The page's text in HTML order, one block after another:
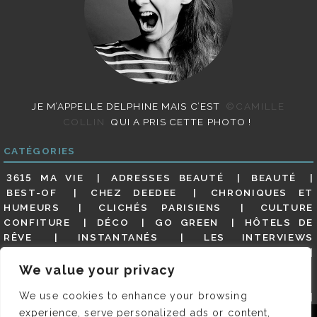
We value your privacy
We use cookies to enhance your browsing
experience, serve personalized ads or content,
JE M’APPELLE DELPHINE MAIS C’EST
©CAMILLE
COLLIN
QUI A PRIS CETTE PHOTO !
CATÉGORIES
3615 MA VIE ADRESSES BEAUTÉ
BEAUTÉ
BEST-OF
CHEZ DEEDEE
CHRONIQUES ET
HUMEURS
CLICHÉS PARISIENS
CULTURE
CONFITURE
DÉCO GO GREEN
HÔTELS DE
RÊVE
INSTANTANÉS
LES INTERVIEWS
MES ADRESSES
MODE NON CLASSÉ
GUIDE
PARIS EN PHOTOS
RESTAURANTS
REVUE DE PRESSE DÉTAILLÉE, SIOU PLAIT